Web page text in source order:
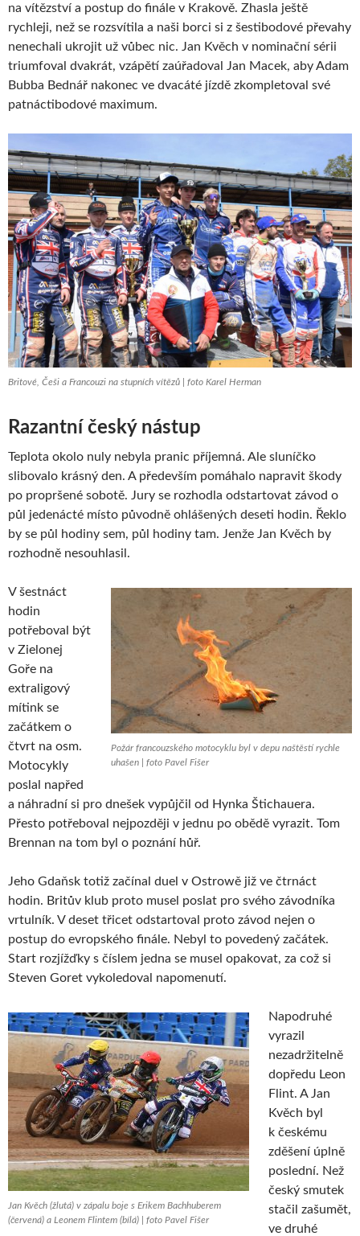
na vítězství a postup do finále v Krakově. Zhasla ještě
rychleji, než se rozsvítila a naši borci si z šestibodové převahy
nenechali ukrojit už vůbec nic. Jan Kvěch v nominační sérii
triumfoval dvakrát, vzápětí zaúřadoval Jan Macek, aby Adam
Bubba Bednář nakonec ve dvacáté jízdě zkompletoval své
patnáctibodové maximum.
Britové, Češi a Francouzi na stupních vítězů | foto Karel Herman
Razantní český nástup
Teplota okolo nuly nebyla pranic příjemná. Ale sluníčko
slibovalo krásný den. A především pomáhalo napravit škody
po propršené sobotě. Jury se rozhodla odstartovat závod o
půl jedenácté místo původně ohlášených deseti hodin. Řeklo
by se půl hodiny sem, půl hodiny tam. Jenže Jan Kvěch by
rozhodně nesouhlasil.
Požár francouzského motocyklu byl v depu naštěstí rychle
uhašen | foto Pavel Fišer
V šestnáct
hodin
potřeboval být
v Zielonej
Goře na
extraligový
mítink se
začátkem o
čtvrt na osm.
Motocykly
poslal napřed
a náhradní si pro dnešek vypůjčil od Hynka Štichauera.
Přesto potřeboval nejpozději v jednu po obědě vyrazit. Tom
Brennan na tom byl o poznání hůř.
Jeho Gdaňsk totiž začínal duel v Ostrowě již ve čtrnáct
hodin. Britův klub proto musel poslat pro svého závodníka
vrtulník. V deset třicet odstartoval proto závod nejen o
postup do evropského finále. Nebyl to povedený začátek.
Start rozjížďky s číslem jedna se musel opakovat, za což si
Steven Goret vykoledoval napomenutí.
Jan Kvěch (žlutá) v zápalu boje s Erikem Bachhuberem
(červená) a Leonem Flintem (bílá) | foto Pavel Fišer
Napodruhé
vyrazil
nezadržitelně
dopředu Leon
Flint. A Jan
Kvěch byl
k českému
zděšení úplně
poslední. Než
český smutek
stačil zašumět,
ve druhé